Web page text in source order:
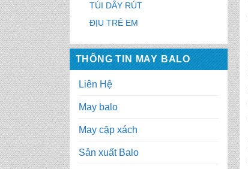
TÚI DÂY RÚT
ĐỊU TRẺ EM
THÔNG TIN MAY BALO
Liên Hệ
May balo
May cặp xách
Sản xuất Balo